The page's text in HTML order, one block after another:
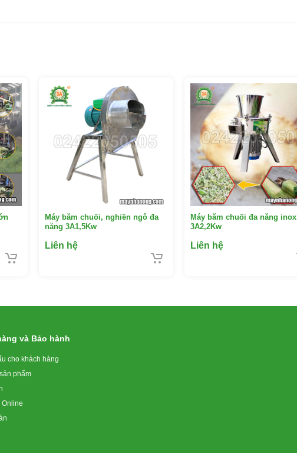
3A2,2kW
đầu vào như: thân cây chuối, cỏ voi, hoặc các loại cây phụ
kích cỡ khác nhau, từ thân cây nhỏ, cứng cho tới thân chuối
đều dễ dàng đưa vào cửa nạp nguyên liệu và được băm nhỏ
Máy băm chuối, nghiền ngô đa
năng 3A1,5Kw
Liên hệ
Máy băm chuối đa năng inox
3A2,2Kw
Liên hệ
và Bảo hành
cho khách hàng
phẩm